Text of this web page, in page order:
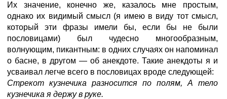
Их значение, конечно же, казалось мне простым,
однако их видимый смысл (я имею в виду тот смысл,
который эти фразы имели бы, если бы не были
пословицами) был чудесно многообразным,
волнующим, пикантным: в одних случаях он напоминал
о басне, в другом — об анекдоте. Такие анекдоты я и
усваивал легче всего в пословицах вроде следующей:
Стрекот кузнечика разносится по полям, А тело
кузнечика я держу в руке.